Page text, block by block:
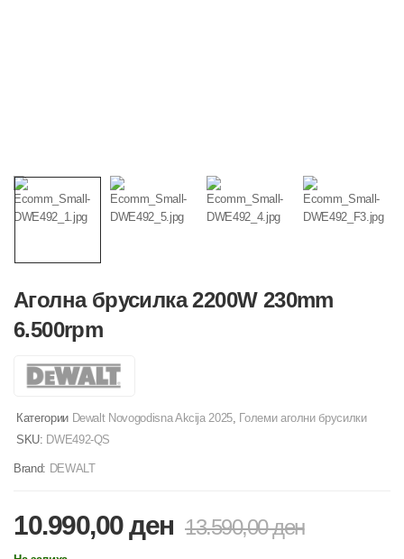
Аголна брусилка 2200W 230mm
6.500rpm
Категории Dewalt Novogodisna Akcija 2025, Големи аголни брусилки
SKU: DWE492-QS
Brand: DEWALT
10.990,00ден 13.590,00ден